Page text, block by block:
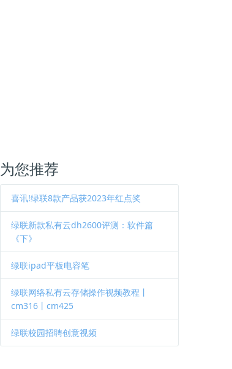
为您推荐
喜讯!绿联8款产品获2023年红点奖
绿联新款私有云dh2600评测：软件篇
《下》
绿联ipad平板电容笔
绿联网络私有云存储操作视频教程丨
cm316丨cm425
绿联校园招聘创意视频